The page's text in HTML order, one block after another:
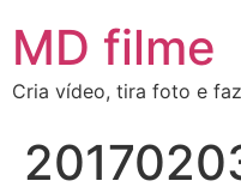
MD filme
Cria vídeo, tira foto e